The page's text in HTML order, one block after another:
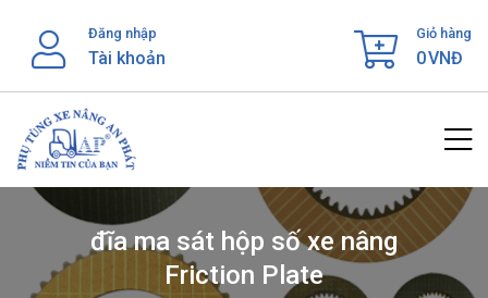
content
Đăng nhập
Tài khoản
Giỏ hàng
0VNĐ
đĩa ma sát hộp số xe nâng
Friction Plate